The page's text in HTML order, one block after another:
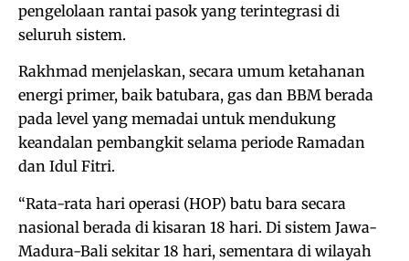
pengelolaan rantai pasok yang terintegrasi di
seluruh sistem.
Rakhmad menjelaskan, secara umum ketahanan
energi primer, baik batubara, gas dan BBM berada
pada level yang memadai untuk mendukung
keandalan pembangkit selama periode Ramadan
dan Idul Fitri.
“Rata-rata hari operasi (HOP) batu bara secara
nasional berada di kisaran 18 hari. Di sistem Jawa-
Madura-Bali sekitar 18 hari, sementara di wilayah